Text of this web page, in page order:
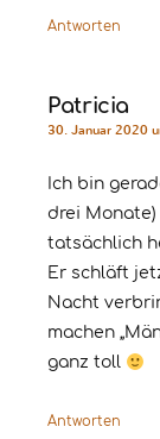
Antworten
Patricia
30. Januar 2020
Ich bin
drei
tatsächlich
Er schläft
Nacht
machen
ganz toll
Antworten